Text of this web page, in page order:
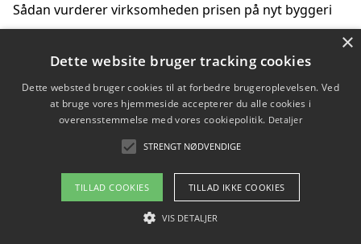
Sådan vurderer virksomheden prisen på nyt byggeri
Sådan får du hjælp til en hjemmeside uden binding
Copyright 2026 - Pilanto Aps
Om / kontakt
Blog Betingelser
×
Dette website bruger tracking cookies
Dette websted bruger cookies til at forbedre brugeroplevelsen. Ved
at bruge vores hjemmeside accepterer du alle cookies i
overensstemmelse med vores cookiepolitik. Detaljer
STRENGT NØDVENDIGE
TILLAD COOKIES TILLAD IKKE COOKIES
VIS DETALJER